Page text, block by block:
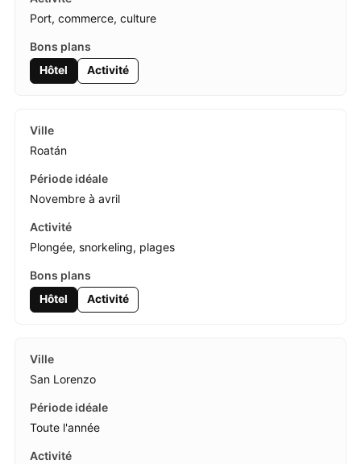
Port, commerce, culture
Hôtel Activité
Roatán
Novembre à avril
Plongée, snorkeling, plages
Hôtel Activité
San Lorenzo
Toute l'année